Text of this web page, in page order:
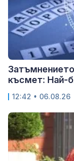
късмет: Най-
12:42 • 06.08.26